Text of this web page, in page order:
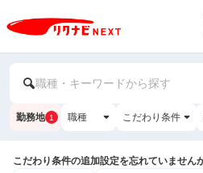
職種・キーワードから探す
勤務地 1 職種 こだわり条件
こだわり条件の追加設定を忘れていません